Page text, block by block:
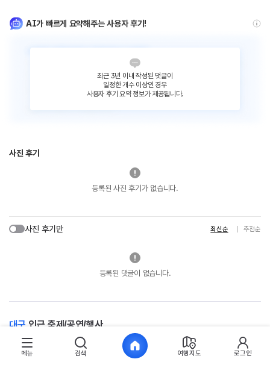
AI가 빠르게 요약해주는 사용자 후기!
최근 3년 이내 작성된 댓글이
일정한 개수 이상인 경우
사용자 후기 요약 정보가 제공됩니다.
사진 후기
등록된 사진 후기가 없습니다.
사진 후기만 최신순 추천순
등록된 댓글이 없습니다.
대구 인근 축제/공연/행사
메뉴 검색 여행지도 로그인